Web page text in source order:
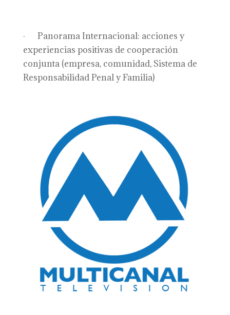
· Panorama Internacional: acciones y
experiencias positivas de cooperación
conjunta (empresa, comunidad, Sistema de
Responsabilidad Penal y Familia)